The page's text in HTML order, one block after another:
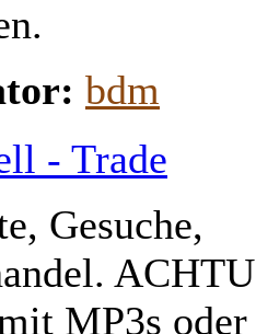
bdm
- Trade
Gesuche,
MP3s